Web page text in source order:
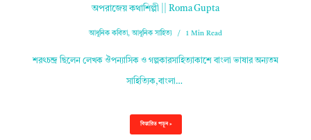
অপরাজেয় কথাশিল্পী || Roma Gupta
আধুনিক কবিতা,আধুনিক সাহিত্য 1 Min Read
শরৎচন্দ্র ছিলেন লেখক ঔপন্যাসিক ও গল্পকারসাহিত্যাকাশে বাংলা ভাষার অন্যতম
সাহিত্যিক,বাংলা…
বিস্তারিত পড়ুন »